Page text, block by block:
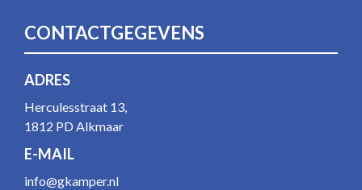
CONTACTGEGEVENS
ADRES
Herculesstraat 13,
1812 PD Alkmaar
E-MAIL
info@gkamper.nl